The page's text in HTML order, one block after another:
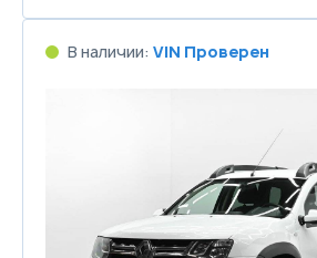
В наличии: VIN Проверен